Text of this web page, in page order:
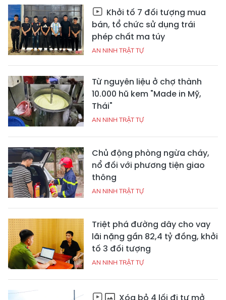
Khởi tố 7 đối tượng mua
bán, tổ chức sử dụng trái
phép chất ma túy
AN NINH TRẬT TỰ
Từ nguyên liệu ở chợ thành
10.000 hũ kem "Made in Mỹ,
Thái"
AN NINH TRẬT TỰ
Chủ động phòng ngừa cháy,
nổ đối với phương tiện giao
thông
AN NINH TRẬT TỰ
Triệt phá đường dây cho vay
lãi nặng gần 82,4 tỷ đồng, khởi
tố 3 đối tượng
AN NINH TRẬT TỰ